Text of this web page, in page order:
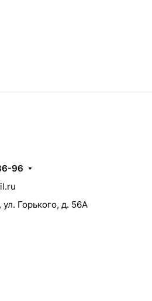
96
Горького, д. 56А